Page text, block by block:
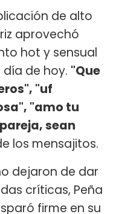
de alto
aprovechó
hot y sensual
de hoy. "Que
"uf
"amo tu
sean
los mensajitos.
dejaron de dar
críticas, Peña
firme en su